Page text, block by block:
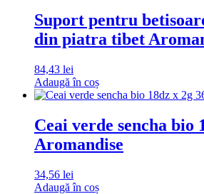
Suport pentru
din piatra tibet
84,43 lei
Adaugă în coș
Ceai verde sencha bio
Aromandise
34,56 lei
Adaugă în coș